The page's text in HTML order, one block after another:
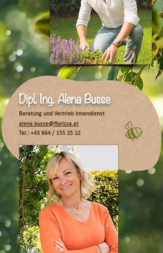
Dipl. Ing. Alena Busse
Beratung und Vertrieb Innendienst
alena.busse@florissa.at
Tel.: +43 664 / 155 25 12